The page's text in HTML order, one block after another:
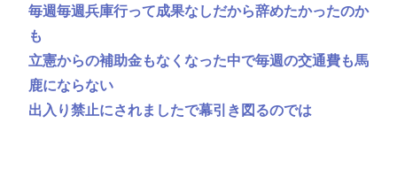
毎週毎週兵庫行って成果なしだから辞めたかったのか
も
立憲からの補助金もなくなった中で毎週の交通費も馬
鹿にならない
出入り禁止にされましたで幕引き図るのでは